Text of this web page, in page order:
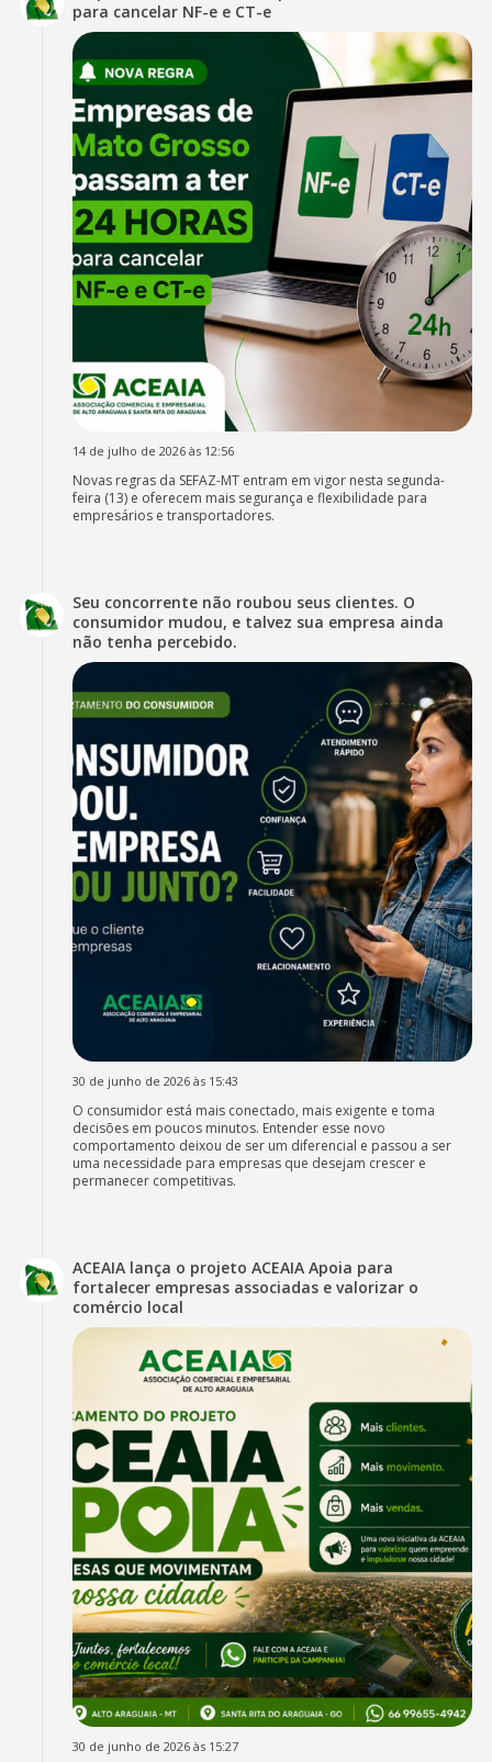
para cancelar NF-e e CT-e
14 de julho de 2026 às 12:56
Novas regras da SEFAZ-MT entram em vigor nesta segunda-
feira (13) e oferecem mais segurança e flexibilidade para
empresários e transportadores.
Seu concorrente não roubou seus clientes. O
consumidor mudou, e talvez sua empresa ainda
não tenha percebido.
30 de junho de 2026 às 15:43
O consumidor está mais conectado, mais exigente e toma
decisões em poucos minutos. Entender esse novo
comportamento deixou de ser um diferencial e passou a ser
uma necessidade para empresas que desejam crescer e
permanecer competitivas.
ACEAIA lança o projeto ACEAIA Apoia para
fortalecer empresas associadas e valorizar o
comércio local
30 de junho de 2026 às 15:27